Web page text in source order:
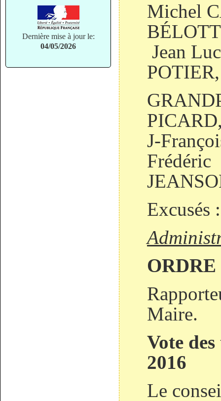
Dernière mise à jour le:
04/05/2026
Michel
Jean
J-
Frédéric
Excusés :
Maire.
Vote
2016
Le